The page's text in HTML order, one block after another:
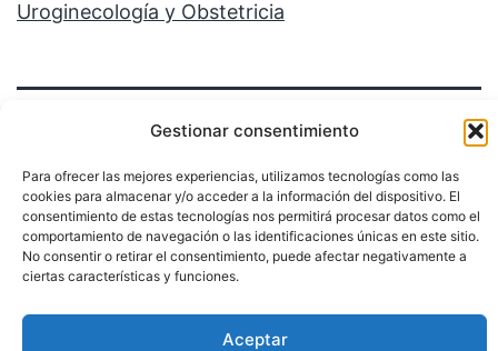
Gestionar consentimiento
Para ofrecer las mejores experiencias, utilizamos tecnologías como las
cookies para almacenar y/o acceder a la información del dispositivo. El
consentimiento de estas tecnologías nos permitirá procesar datos como el
comportamiento de navegación o las identificaciones únicas en este sitio.
No consentir o retirar el consentimiento, puede afectar negativamente a
ciertas características y funciones.
Aceptar
Uroginecología y Obstetricia
Política de privacidad
Funciona gracias aWordPress